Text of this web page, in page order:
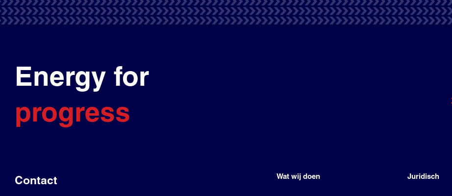
Energy for
progress
Contact Wat wij doen Juridisch